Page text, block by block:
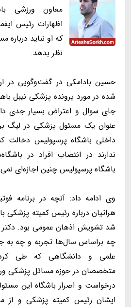
معاون ورزشی
اظهارات رئیس
که او نباید درباره
نظر بدهد.
حسین بادامکی در گفت‌و‌گویی در
شده در مورد پرونده‌ پزشکی نیبل
جای سوال و اعتراض بسیار جدی
عنوان یک مسئول پزشکی در لیگ
داخلی باشگاه پرسپولیس دخالت
ندارند در انتصاب افراد در
باشگاه پرسپولیس چنین اجازه‌ای
وی ادامه داد: آنچه در برنامه
هراتیان درباره رئیس کمیته پزشکی
شد تشویش اذهان عمومی بود. دکتر
چه براساس سال‌ها تجربه و چه به
علمی و دانشگاهی که طی
متخصصان در حوزه مسائل پزشکی
درخواست و اصرار باشگاه این
ایشان رئیس کمیته پزشکی و از